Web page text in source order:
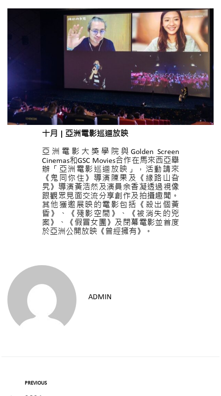
十月 | 亞洲電影巡迴放映
亞洲電影大獎學院與Golden Screen
Cinemas和GSC Movies合作在馬來西亞舉
辦「亞洲電影巡迴放映」，活動請來
《鬼同你住》導演陳果及《緣路山旮
旯》導演黃浩然及演員余香凝透過視像
跟觀眾見面交流分享創作及拍攝趣聞。
其他獲邀展映的電影包括《殺出個黃
昏》、《殘影空間》、《被消失的兇
案》、《假冒女團》及閉幕電影並首度
於亞洲公開放映《曾經擁有》。
ADMIN
PREVIOUS